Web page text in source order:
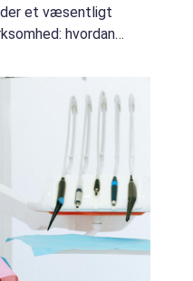
der et væsentligt
hvordan